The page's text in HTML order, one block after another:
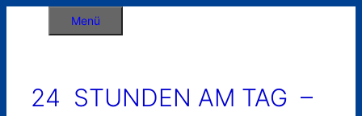
Menü
24 STUNDEN AM TAG –